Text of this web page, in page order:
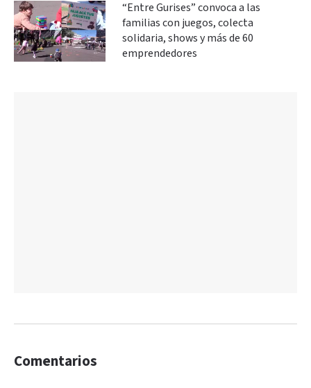
“Entre Gurises” convoca a las
familias con juegos, colecta
solidaria, shows y más de 60
emprendedores
Comentarios